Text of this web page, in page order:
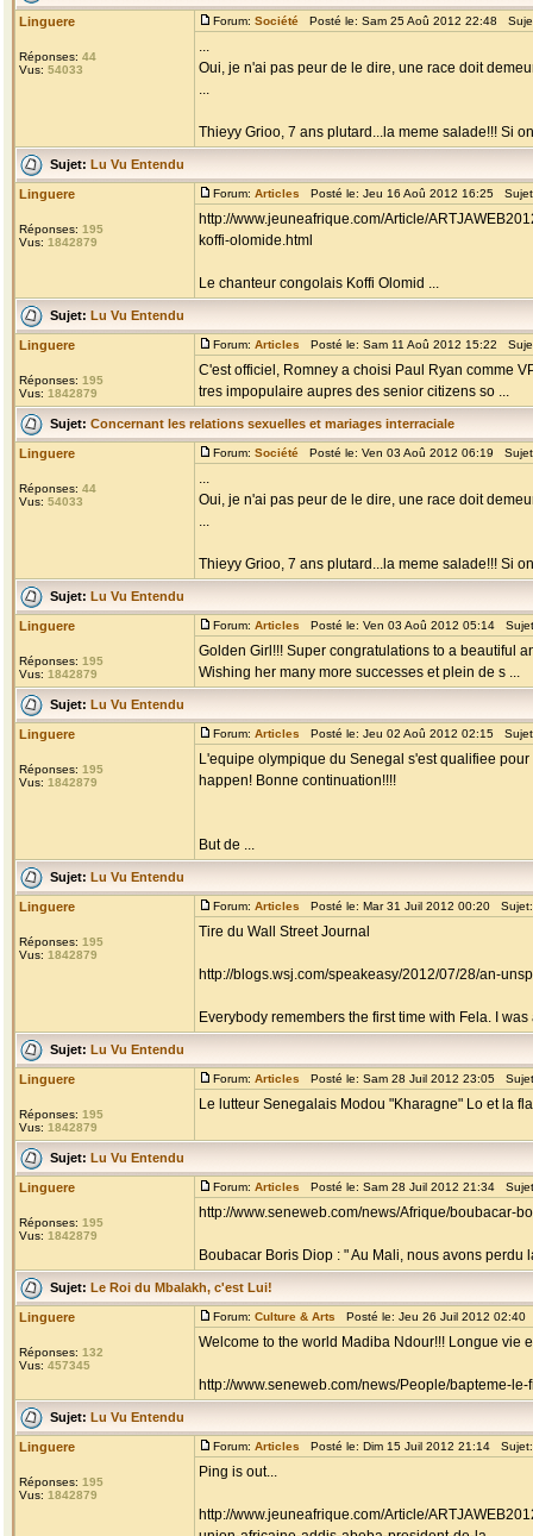
Linguere
Réponses: 44
Vus: 54033
Forum: Société Posté le: Sam 25 Aoû 2012 22:48
...
Oui, je n'ai pas peur de le dire, une race doit
...
Thieyy Grioo, 7 ans plutard...la meme salade!!! Si
Sujet: Lu Vu Entendu
Linguere
Réponses: 195
Vus: 1842879
Forum: Articles Posté le: Jeu 16 Aoû 2012 16:25
http://www.jeuneafrique.com/Article/
koffi-olomide.html
Le chanteur congolais Koffi Olomid ...
Sujet: Lu Vu Entendu
Linguere
Réponses: 195
Vus: 1842879
Forum: Articles Posté le: Sam 11 Aoû 2012 15:22
C'est officiel, Romney a choisi Paul Ryan comme
tres impopulaire aupres des senior citizens so ...
Sujet: Concernant les relations sexuelles et mariages interraciale
Linguere
Réponses: 44
Vus: 54033
Forum: Société Posté le: Ven 03 Aoû 2012 06:19
...
Oui, je n'ai pas peur de le dire, une race doit
...
Thieyy Grioo, 7 ans plutard...la meme salade!!! Si
Sujet: Lu Vu Entendu
Linguere
Réponses: 195
Vus: 1842879
Forum: Articles Posté le: Ven 03 Aoû 2012 05:14
Golden Girl!!! Super congratulations to a beautiful
Wishing her many more successes et plein de s ...
Sujet: Lu Vu Entendu
Linguere
Réponses: 195
Vus: 1842879
Forum: Articles Posté le: Jeu 02 Aoû 2012 02:15
L'equipe olympique du Senegal s'est qualifiee
happen! Bonne continuation!!!!
But de ...
Sujet: Lu Vu Entendu
Linguere
Réponses: 195
Vus: 1842879
Forum: Articles Posté le: Mar 31 Juil 2012 00:20
Tire du Wall Street Journal
http://blogs.wsj.com/speakeasy/2012/07/28/an-
Everybody remembers the first time with Fela. I
Sujet: Lu Vu Entendu
Linguere
Réponses: 195
Vus: 1842879
Forum: Articles Posté le: Sam 28 Juil 2012 23:05
Le lutteur Senegalais Modou "Kharagne" Lo et la
Sujet: Lu Vu Entendu
Linguere
Réponses: 195
Vus: 1842879
Forum: Articles Posté le: Sam 28 Juil 2012 21:34
http://www.seneweb.com/news/Afrique/boubacar-
Boubacar Boris Diop : " Au Mali, nous avons perdu
Sujet: Le Roi du Mbalakh, c'est Lui!
Linguere
Réponses: 132
Vus: 457345
Forum: Culture & Arts Posté le: Jeu 26 Juil 2012
Welcome to the world Madiba Ndour!!! Longue vie
http://www.seneweb.com/news/People/bapteme-
Sujet: Lu Vu Entendu
Linguere
Réponses: 195
Vus: 1842879
Forum: Articles Posté le: Dim 15 Juil 2012 21:14
Ping is out...
http://www.jeuneafrique.com/Article/